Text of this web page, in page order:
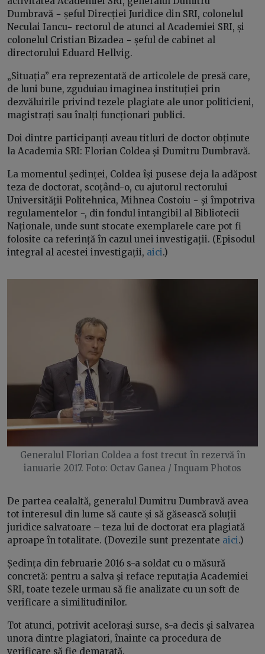
Dumbravă − șeful Direcției Juridice din SRI, colonelul
Neculai Iancu− rectorul de atunci al Academiei SRI, și
colonelul Cristian Bizadea − șeful de cabinet al
directorului Eduard Hellvig.
„Situația” era reprezentată de articolele de presă care,
de luni bune, zguduiau imaginea instituției prin
dezvăluirile privind tezele plagiate ale unor politicieni,
magistrați sau înalți funcționari publici.
Doi dintre participanți aveau titluri de doctor obținute
la Academia SRI: Florian Coldea și Dumitru Dumbravă.
La momentul ședinței, Coldea își pusese deja la adăpost
teza de doctorat, scoțând-o, cu ajutorul rectorului
Universității Politehnica, Mihnea Costoiu − şi împotriva
regulamentelor −, din fondul intangibil al Bibliotecii
Naționale, unde sunt stocate exemplarele care pot fi
folosite ca referință în cazul unei investigații. (Episodul
integral al acestei investigații, aici.)
Generalul Florian Coldea a fost trecut în rezervă în
ianuarie 2017. Foto: Octav Ganea / Inquam Photos
De partea cealaltă, generalul Dumitru Dumbravă avea
tot interesul din lume să caute și să găsească soluții
juridice salvatoare – teza lui de doctorat era plagiată
aproape în totalitate. (Dovezile sunt prezentate aici.)
Ședința din februarie 2016 s-a soldat cu o măsură
concretă: pentru a salva şi reface reputația Academiei
SRI, toate tezele urmau să fie analizate cu un soft de
verificare a similitudinilor.
Tot atunci, potrivit acelorași surse, s-a decis și salvarea
unora dintre plagiatori, înainte ca procedura de
verificare să fie demarată.